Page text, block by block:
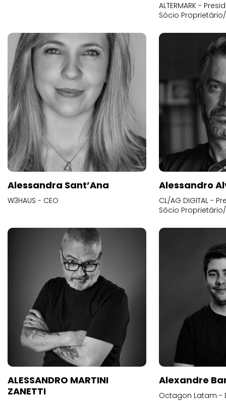
ALTERMARK -
Sócio
Alessandra Sant’Ana
W3HAUS - CEO
Alessandro
CL/AG DIGITAL -
Sócio
ALESSANDRO MARTINI
ZANETTI
Alexandre
Octagon Latam -